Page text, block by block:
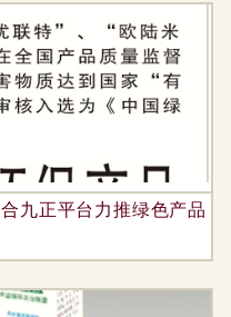
九正平台力推绿色产品